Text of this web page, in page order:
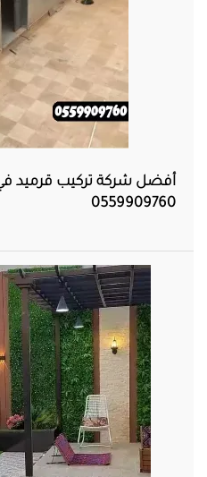
أفضل شركة تركيب قرميد
0559909760